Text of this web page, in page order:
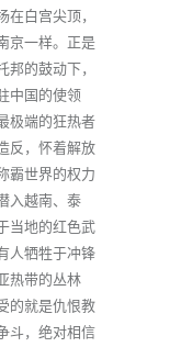
白宫尖顶，
京一样。正是
的鼓动下，
中国的使领
极端的狂热者
反，怀着解放
霸世界的权力
入越南、泰
当地的红色武
人牺牲于冲锋
热带的丛林
的就是仇恨教
斗，绝对相信